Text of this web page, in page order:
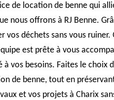
de location de benne qui
nous offrons à RJ Benne.
vos déchets sans vous
est prête à vous
à vos besoins. Faites le
de benne, tout en
et vos projets à Charix